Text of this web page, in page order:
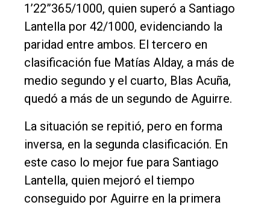
1’22”365/1000, quien superó a Santiago
Lantella por 42/1000, evidenciando la
paridad entre ambos. El tercero en
clasificación fue Matías Alday, a más de
medio segundo y el cuarto, Blas Acuña,
quedó a más de un segundo de Aguirre.
La situación se repitió, pero en forma
inversa, en la segunda clasificación. En
este caso lo mejor fue para Santiago
Lantella, quien mejoró el tiempo
conseguido por Aguirre en la primera